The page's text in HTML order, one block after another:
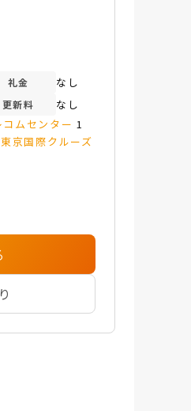
礼金 なし
更新料 なし
コムセンター 1
東京国際クルーズ